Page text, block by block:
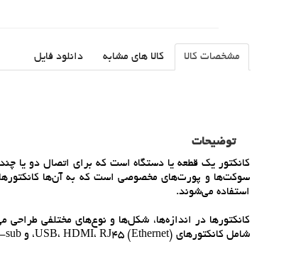
مشخصات کالا کالا های مشابه دانلود فایل
توضیحات
کانکتور يک قطعه يا دستگاه است که براي اتصال دو يا
سوکت‌ها و پورت‌هاي مخصوصي است که به آن‌ها کانکتورها
استفاده مي‌شوند.
کانکتورها در اندازه‌ها، شکل‌ها و نوع‌هاي مختلفي طراحي
شامل کانکتورهاي USB، HDMI، RJ45 (Ethernet)، و D-sub هستند.